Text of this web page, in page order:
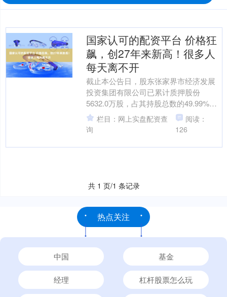
国家认可的配资平台 价格狂
飙，创27年来新高！很多人
每天离不开
截止本公告日，股东张家界市经济发展
投资集团有限公司已累计质押股份
5632.0万股，占其持股总数的49.99%，
股东张家界市武陵源旅游产业发展有限
公司已累计质押股....
栏目：网上实盘配资查
询
阅读：
126
共 1 页/1 条记录
热点关注
中国 基金
经理 杠杆股票怎么玩